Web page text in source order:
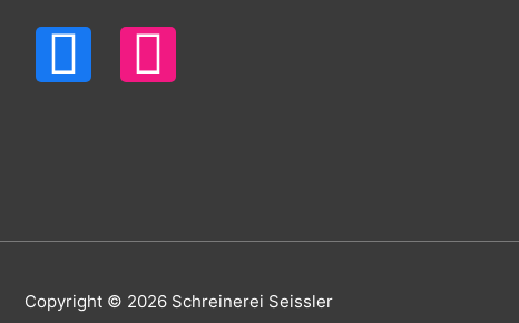
F
b
I
a
Copyright © 2026 Schreinerei Seissler